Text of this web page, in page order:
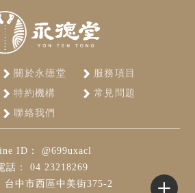
關於永德堂
服務項目
特約機構
常見問題
聯絡我們
@699uxacl
04 23218269
台中市西區中美街375-2